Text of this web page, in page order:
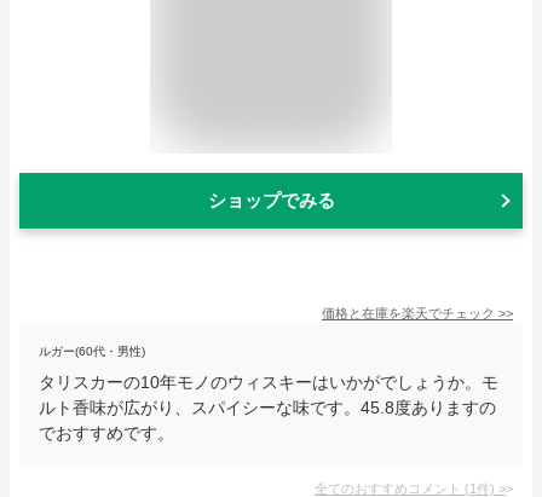
ショップでみる
価格と在庫を楽天でチェック >>
ルガー(60代・男性)
タリスカーの10年モノのウィスキーはいかがでしょうか。モ
ルト香味が広がり、スパイシーな味です。45.8度ありますの
でおすすめです。
全てのおすすめコメント (1件) >